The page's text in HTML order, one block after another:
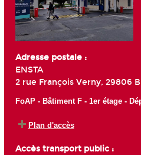
Adresse postale :
ENSTA
2 rue François Verny, 29806
FoAP - Bâtiment F - 1er étage -
Plan d'accès
Accès transport public :